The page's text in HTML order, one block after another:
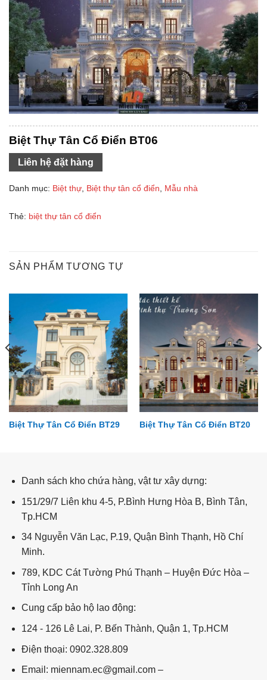
Biệt Thự Tân Cổ Điển BT06
Liên hệ đặt hàng
Danh mục: Biệt thự Biệt thự tân cổ điển Mẫu nhà
Thẻ: biệt thự tân cổ điển
SẢN PHẨM TƯƠNG TỰ
Biệt Thự Tân Cổ Điển BT29 Biệt Thự Tân Cổ Điển BT20
Danh sách kho chứa hàng, vật tư xây dựng:
151/29/7 Liên khu 4-5, P.Bình Hưng Hòa B, Bình Tân,
Tp.HCM
34 Nguyễn Văn Lạc, P.19, Quận Bình Thạnh, Hồ Chí
Minh.
789, KDC Cát Tường Phú Thạnh – Huyện Đức Hòa –
Tỉnh Long An
Cung cấp bảo hộ lao động:
124 - 126 Lê Lai, P. Bến Thành, Quận 1, Tp.HCM
Điện thoại: 0902.328.809
Email: miennam.ec@gmail.com –